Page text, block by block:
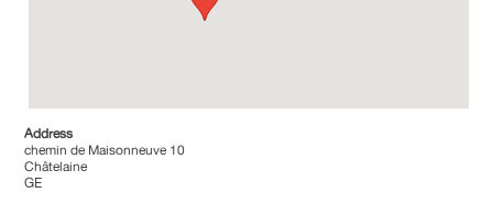
Address
chemin de Maisonneuve 10
Châtelaine
GE